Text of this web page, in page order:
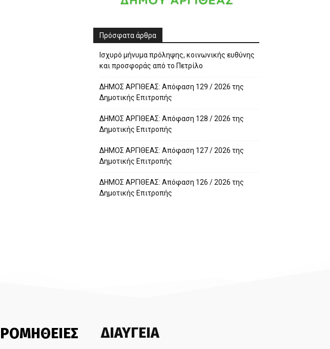
Πρόσφατα άρθρα
Ισχυρό μήνυμα πρόληψης, κοινωνικής ευθύνης
και προσφοράς από το Πετρίλο
ΔΗΜΟΣ ΑΡΓΙΘΕΑΣ: Απόφαση 129 / 2026 της
Δημοτικής Επιτροπής
ΔΗΜΟΣ ΑΡΓΙΘΕΑΣ: Απόφαση 128 / 2026 της
Δημοτικής Επιτροπής
ΔΗΜΟΣ ΑΡΓΙΘΕΑΣ: Απόφαση 127 / 2026 της
Δημοτικής Επιτροπής
ΔΗΜΟΣ ΑΡΓΙΘΕΑΣ: Απόφαση 126 / 2026 της
Δημοτικής Επιτροπής
ΔΙΑΥΓΕΙΑ